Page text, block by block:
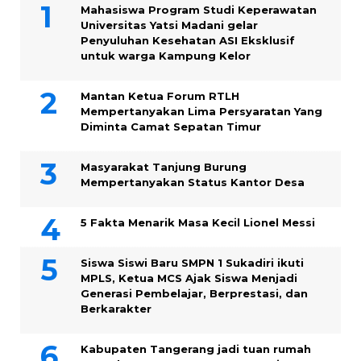
Mahasiswa Program Studi Keperawatan
Universitas Yatsi Madani gelar
Penyuluhan Kesehatan ASI Eksklusif
untuk warga Kampung ‎Kelor
Mantan Ketua Forum RTLH
Mempertanyakan Lima Persyaratan Yang
Diminta Camat Sepatan Timur
Masyarakat Tanjung Burung
Mempertanyakan Status Kantor Desa
5 Fakta Menarik Masa Kecil Lionel Messi
Siswa Siswi Baru SMPN 1 Sukadiri ikuti
MPLS, Ketua MCS Ajak Siswa Menjadi
Generasi Pembelajar, Berprestasi, dan
Berkarakter
Kabupaten Tangerang jadi tuan rumah